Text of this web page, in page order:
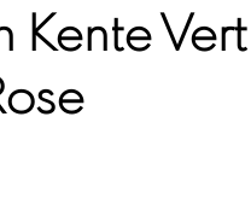
Vert